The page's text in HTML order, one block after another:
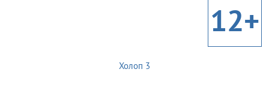
12+
Холоп 3